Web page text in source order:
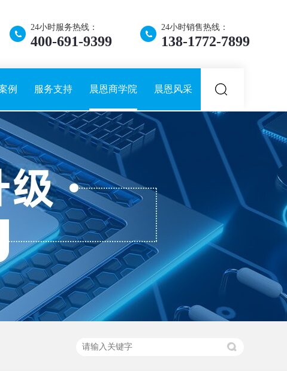
24小时服务热线：
400-691-9399
24小时销售热线：
138-1772-7899
例 服务支持 晨恩商学院 晨恩风采